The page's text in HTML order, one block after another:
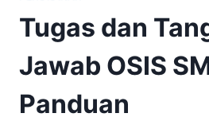
Tugas dan
Jawab OSIS
Panduan